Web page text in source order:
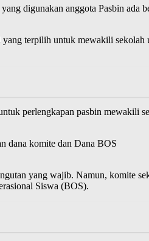
digunakan anggota Pasbin ada
terpilih untuk mewakili
perlengkapan pasbin mewakili
dana komite dan Dana BOS
yang wajib. Namun, komite
Siswa (BOS).